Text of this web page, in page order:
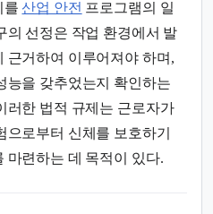
를산업 안전 프로그램의 일
의 선정은 작업 환경에서 발
근거하여 이루어져야 하며,
능을 갖추었는지 확인하는
러한 법적 규제는 근로자가
로부터 신체를 보호하기
마련하는 데 목적이 있다.